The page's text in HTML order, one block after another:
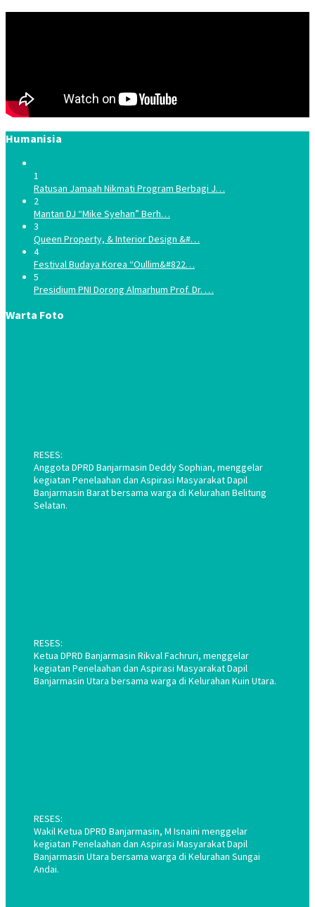
Humanisia
1
Ratusan Jamaah Nikmati Program Berbagi J…
2
Mantan DJ “Mike Syehan” Berh…
3
Queen Property, & Interior Design &#…
4
Festival Budaya Korea “Oullim&#822…
5
Presidium PNI Dorong Almarhum Prof. Dr. …
Warta Foto
RESES:
Anggota DPRD Banjarmasin Deddy Sophian, menggelar
kegiatan Penelaahan dan Aspirasi Masyarakat Dapil
Banjarmasin Barat bersama warga di Kelurahan Belitung
Selatan.
RESES:
Ketua DPRD Banjarmasin Rikval Fachruri, menggelar
kegiatan Penelaahan dan Aspirasi Masyarakat Dapil
Banjarmasin Utara bersama warga di Kelurahan Kuin Utara.
RESES:
Wakil Ketua DPRD Banjarmasin, M Isnaini menggelar
kegiatan Penelaahan dan Aspirasi Masyarakat Dapil
Banjarmasin Utara bersama warga di Kelurahan Sungai
Andai.